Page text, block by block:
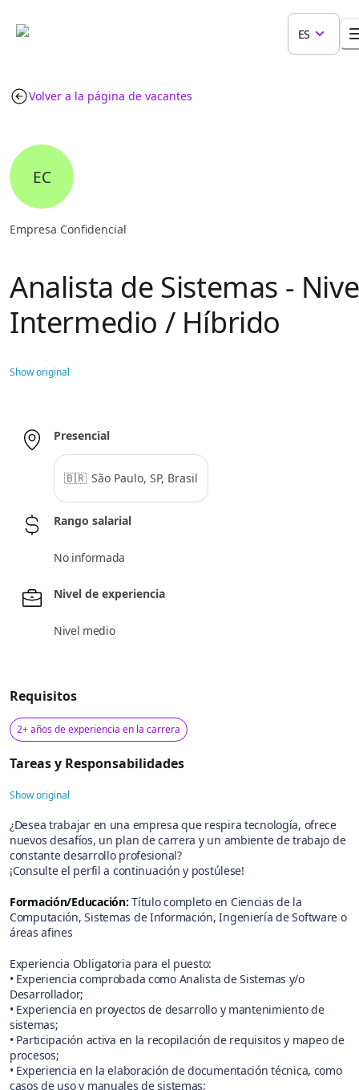
ES
Volver a la página de vacantes
EC
Empresa Confidencial
Analista de Sistemas -
Intermedio / Híbrido
Show original
Presencial
🇧🇷 São Paulo, SP, Brasil
Rango salarial
No informada
Nivel de experiencia
Nivel medio
Requisitos
2+ años de experiencia en la carrera
Tareas y Responsabilidades
Show original
¿Desea trabajar en una empresa que respira tecnología, ofrece
nuevos desafíos, un plan de carrera y un ambiente de trabajo de
constante desarrollo profesional?
¡Consulte el perfil a continuación y postúlese!
Formación/Educación: Título completo en Ciencias de la
Computación, Sistemas de Información, Ingeniería de Software o
áreas afines
Experiencia Obligatoria para el puesto:
• Experiencia comprobada como Analista de Sistemas y/o
Desarrollador;
• Experiencia en proyectos de desarrollo y mantenimiento de
sistemas;
• Participación activa en la recopilación de requisitos y mapeo de
procesos;
• Experiencia en la elaboración de documentación técnica, como
casos de uso y manuales de sistemas;